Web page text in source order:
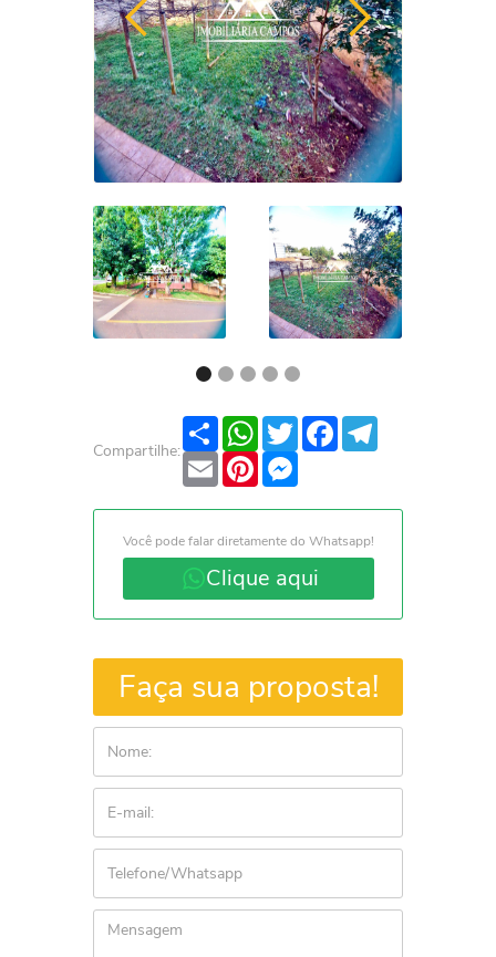
Compartilhe:
Share WhatsApp
TwitterFacebook
Email Pinterest
Você pode falar diretamente do Whatsapp!
Clique aqui
Faça sua proposta!